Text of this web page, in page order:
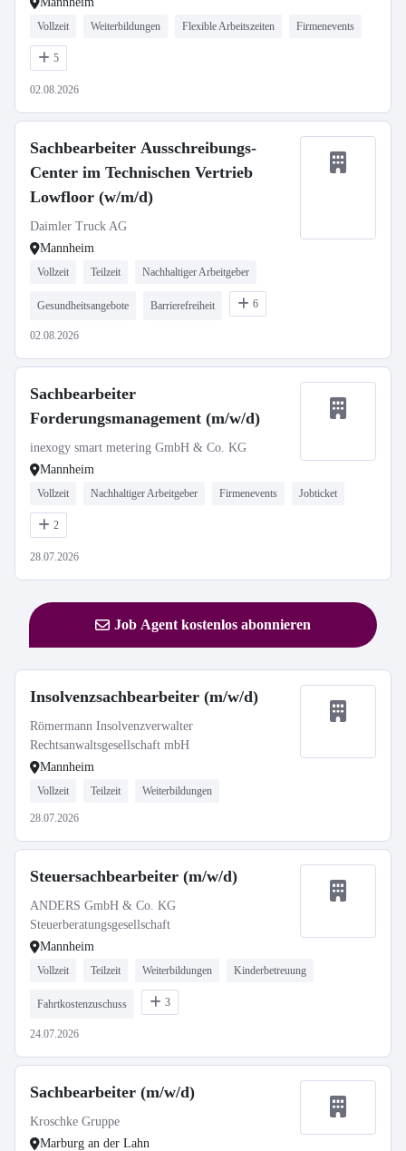
Vollzeit Weiterbildungen Flexible Arbeitszeiten Firmenevents
5
02.08.2026
Sachbearbeiter Ausschreibungs-
Center im Technischen Vertrieb
Lowfloor (w/m/d)
Daimler Truck AG
Mannheim
Vollzeit Teilzeit Nachhaltiger Arbeitgeber
Gesundheitsangebote Barrierefreiheit 6
02.08.2026
Sachbearbeiter
Forderungsmanagement (m/w/d)
inexogy smart metering GmbH & Co. KG
Mannheim
Vollzeit Nachhaltiger Arbeitgeber Firmenevents Jobticket
2
28.07.2026
Job Agent kostenlos abonnieren
Insolvenzsachbearbeiter (m/w/d)
Römermann Insolvenzverwalter
Rechtsanwaltsgesellschaft mbH
Mannheim
Vollzeit Teilzeit Weiterbildungen
28.07.2026
Steuersachbearbeiter (m/w/d)
ANDERS GmbH & Co. KG
Steuerberatungsgesellschaft
Mannheim
Vollzeit Teilzeit Weiterbildungen Kinderbetreuung
Fahrtkostenzuschuss 3
24.07.2026
Sachbearbeiter (m/w/d)
Kroschke Gruppe
Marburg an der Lahn